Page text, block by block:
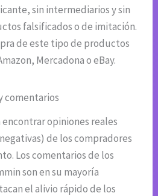
sin intermediarios y sin
falsificados o de imitación.
de este tipo de productos
Mercadona o eBay.
comentarios
opiniones reales
de los compradores
Los comentarios de los
son en su mayoría
el alivio rápido de los